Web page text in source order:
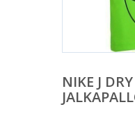
NIKE J